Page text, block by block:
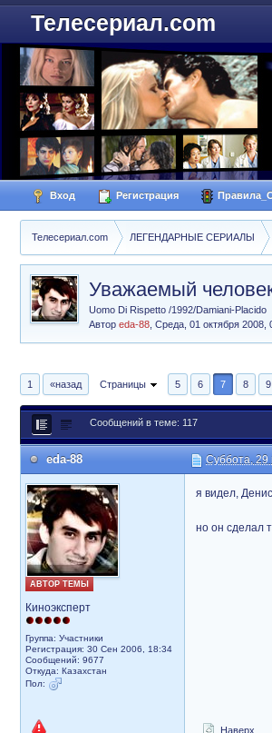
Телесериал.com
Вход Регистрация
Телесериал.com ЛЕГЕНДАРНЫЕ СЕРИАЛЫ
Уважаемый
Uomo Di Rispetto /1992/Damiani-Placido
Автор eda-88 Среда, 01 октября 2008,
1 «назад Страницы 5 6 7 8 9
Сообщений в теме: 117
eda-88 Суббота, 29
АВТОР ТЕМЫ
Киноэксперт
Группа: Участники
Регистрация: 30 Сен 2006, 18:34
Сообщений: 9677
Откуда: Казахстан
Пол:
я видел,
но он сделал
Наверх